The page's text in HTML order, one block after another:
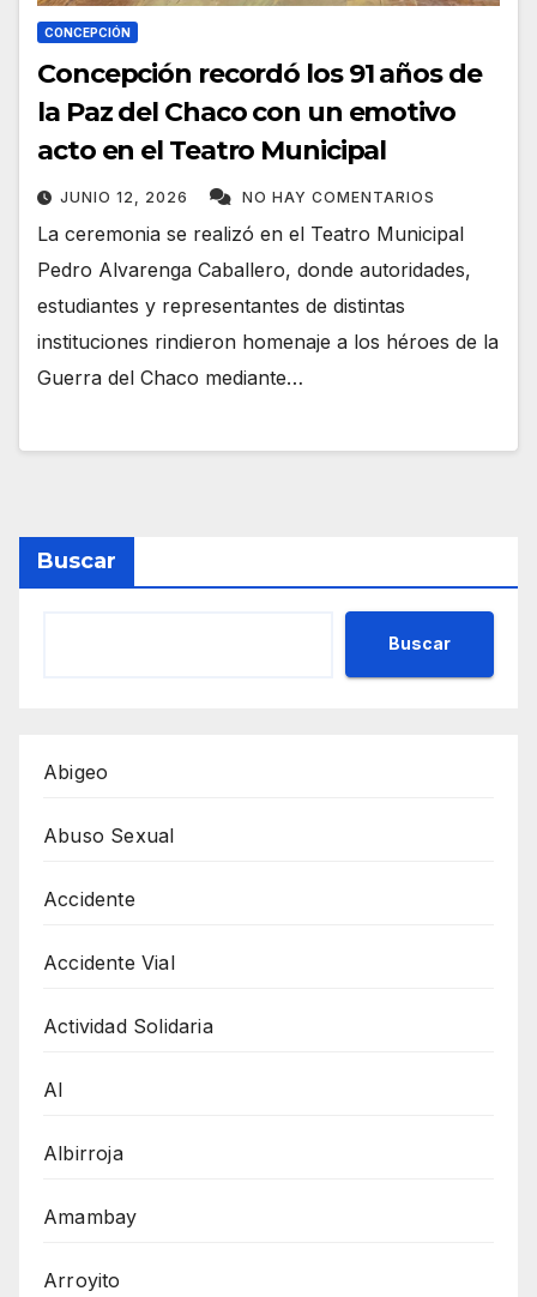
CONCEPCIÓN
Concepción recordó los 91 años de
la Paz del Chaco con un emotivo
acto en el Teatro Municipal
JUNIO 12, 2026 NO HAY COMENTARIOS
La ceremonia se realizó en el Teatro Municipal
Pedro Alvarenga Caballero, donde autoridades,
estudiantes y representantes de distintas
instituciones rindieron homenaje a los héroes de la
Guerra del Chaco mediante…
Buscar
Buscar
Abigeo
Abuso Sexual
Accidente
Accidente Vial
Actividad Solidaria
AI
Albirroja
Amambay
Arroyito